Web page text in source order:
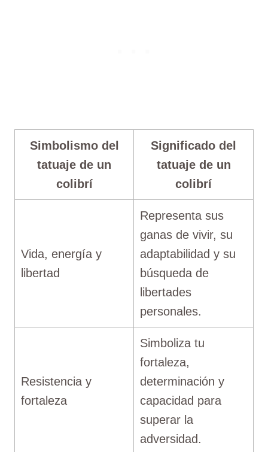
Simbolismo del
tatuaje de un
colibrí
Significado del
tatuaje de un
colibrí
Vida, energía y
libertad
Representa sus
ganas de vivir, su
adaptabilidad y su
búsqueda de
libertades
personales.
Resistencia y
fortaleza
Simboliza tu
fortaleza,
determinación y
capacidad para
superar la
adversidad.